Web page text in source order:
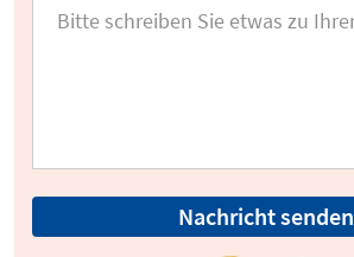
Nachricht senden